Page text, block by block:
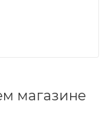
магазине